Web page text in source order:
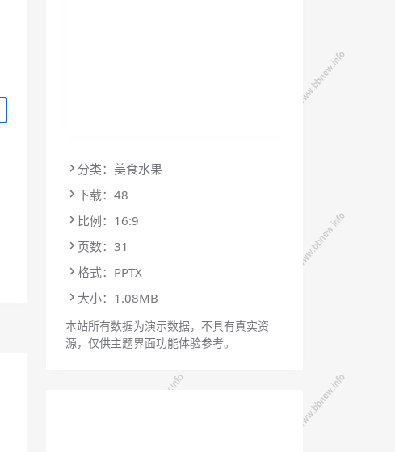
分类：美食水果
下载：48
比例：16:9
页数：31
格式：PPTX
大小：1.08MB
本站所有数据为演示数据，不具有真实资
源，仅供主题界面功能体验参考。